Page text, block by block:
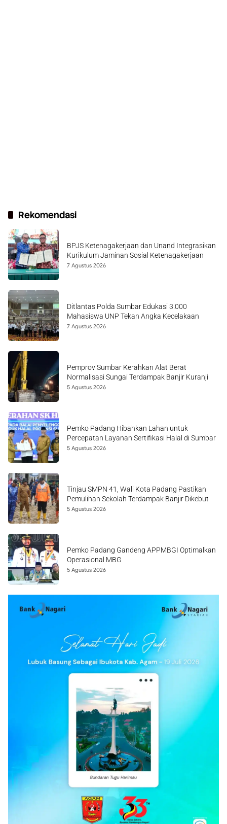
Rekomendasi
BPJS Ketenagakerjaan dan Unand Integrasikan
Kurikulum Jaminan Sosial Ketenagakerjaan
7 Agustus 2026
Ditlantas Polda Sumbar Edukasi 3.000
Mahasiswa UNP Tekan Angka Kecelakaan
7 Agustus 2026
Pemprov Sumbar Kerahkan Alat Berat
Normalisasi Sungai Terdampak Banjir Kuranji
5 Agustus 2026
Pemko Padang Hibahkan Lahan untuk
Percepatan Layanan Sertifikasi Halal di Sumbar
5 Agustus 2026
Tinjau SMPN 41, Wali Kota Padang Pastikan
Pemulihan Sekolah Terdampak Banjir Dikebut
5 Agustus 2026
Pemko Padang Gandeng APPMBGI Optimalkan
Operasional MBG
5 Agustus 2026